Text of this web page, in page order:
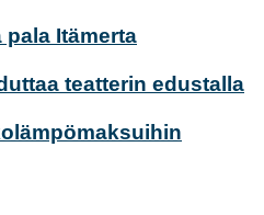
pala Itämerta
teatterin edustalla